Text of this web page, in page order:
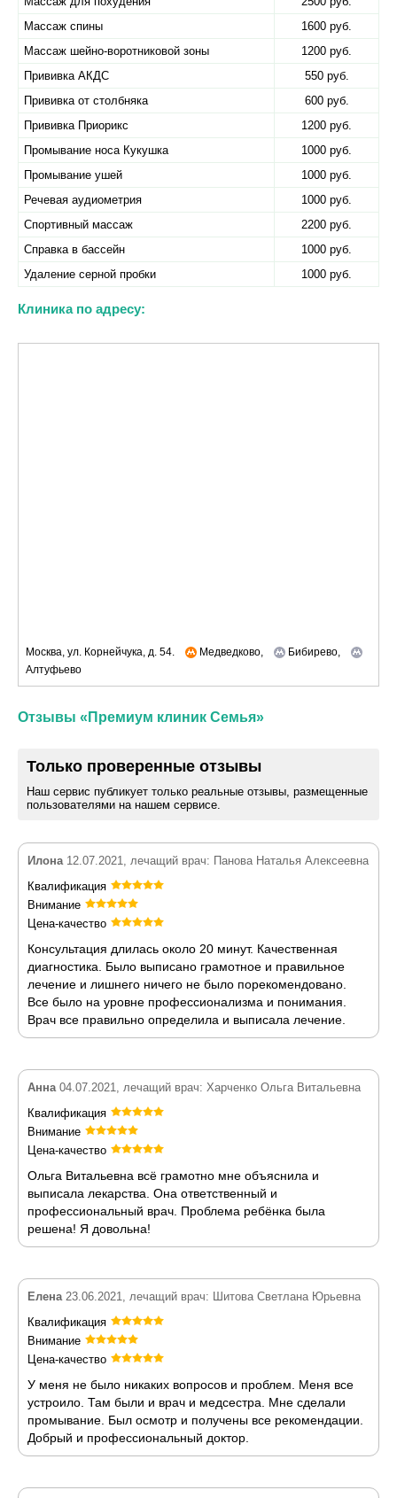
Массаж спины
1600 руб.
Массаж шейно-воротниковой зоны
1200 руб.
Прививка АКДС
550 руб.
Прививка от столбняка
600 руб.
Прививка Приорикс
1200 руб.
Промывание носа Кукушка
1000 руб.
Промывание ушей
1000 руб.
Речевая аудиометрия
1000 руб.
Спортивный массаж
2200 руб.
Справка в бассейн
1000 руб.
Удаление серной пробки
1000 руб.
Клиника по адресу:
Москва, ул. Корнейчука, д. 54. Медведково,
Бибирево,
Алтуфьево
Отзывы «Премиум клиник Семья»
Только проверенные отзывы
Наш сервис публикует только реальные отзывы, размещенные
пользователями на нашем сервисе.
Илона12.07.2021, лечащий врач: Панова Наталья Алексеевна
Квалификация
Внимание
Цена-качество
Консультация длилась около 20 минут. Качественная
диагностика. Было выписано грамотное и правильное
лечение и лишнего ничего не было порекомендовано.
Все было на уровне профессионализма и понимания.
Врач все правильно определила и выписала лечение.
Анна04.07.2021, лечащий врач: Харченко Ольга Витальевна
Квалификация
Внимание
Цена-качество
Ольга Витальевна всё грамотно мне объяснила и
выписала лекарства. Она ответственный и
профессиональный врач. Проблема ребёнка была
решена! Я довольна!
Елена23.06.2021, лечащий врач: Шитова Светлана Юрьевна
Квалификация
Внимание
Цена-качество
У меня не было никаких вопросов и проблем. Меня все
устроило. Там были и врач и медсестра. Мне сделали
промывание. Был осмотр и получены все рекомендации.
Добрый и профессиональный доктор.